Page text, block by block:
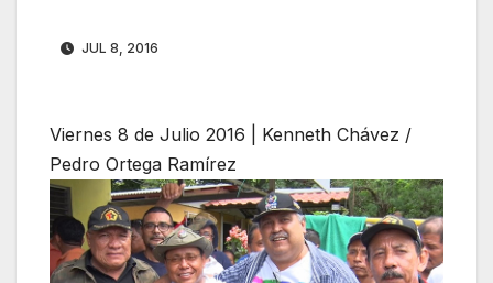
JUL 8, 2016
Viernes 8 de Julio 2016 | Kenneth Chávez /
Pedro Ortega Ramírez